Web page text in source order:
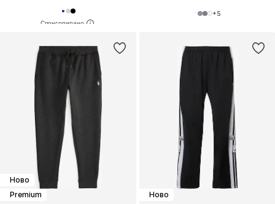
+5
Ново
Premium
Ново